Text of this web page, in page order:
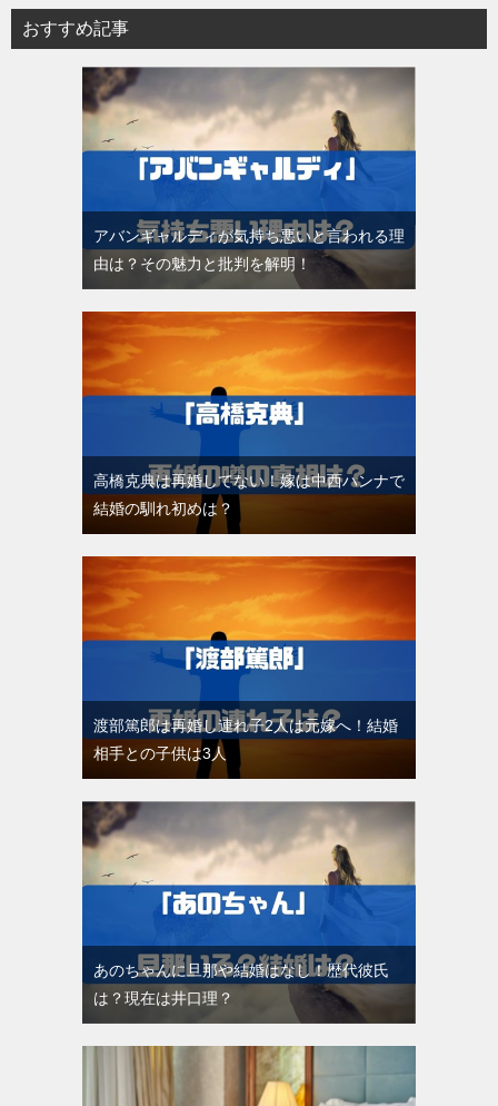
おすすめ記事
アバンギャルディが気持ち悪いと言われる理
由は？その魅力と批判を解明！
高橋克典は再婚してない！嫁は中西ハンナで
結婚の馴れ初めは？
渡部篤郎は再婚し連れ子2人は元嫁へ！結婚
相手との子供は3人
あのちゃんに旦那や結婚はなし！歴代彼氏
は？現在は井口理？